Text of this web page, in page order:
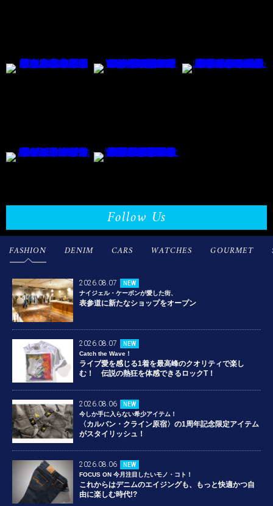
Follow Us
FASHION DENIM CARS WATCHES GOURMET
2026.08.07
NEW
ナイジェル・ケーボンが愛した街、
表参道に新たなショップをオープン
2026.08.07
NEW
Catch the Wave！
ライブ愛を感じる1着を最高峰のクオリティで楽し
む！ 伝説の熱狂を体感できるロックT！
2026.08.06
NEW
今しか手に入らない希少アイテム！
〈カルバン・クライン原宿〉の1周年記念限定アイテム
がスタイリッシュ！
2026.08.06
NEW
FOCUS ON 今月注目したいモノ・コト！
これからはデニムのエイジングも、もっと快適かつ自
由に楽しむ時代!?